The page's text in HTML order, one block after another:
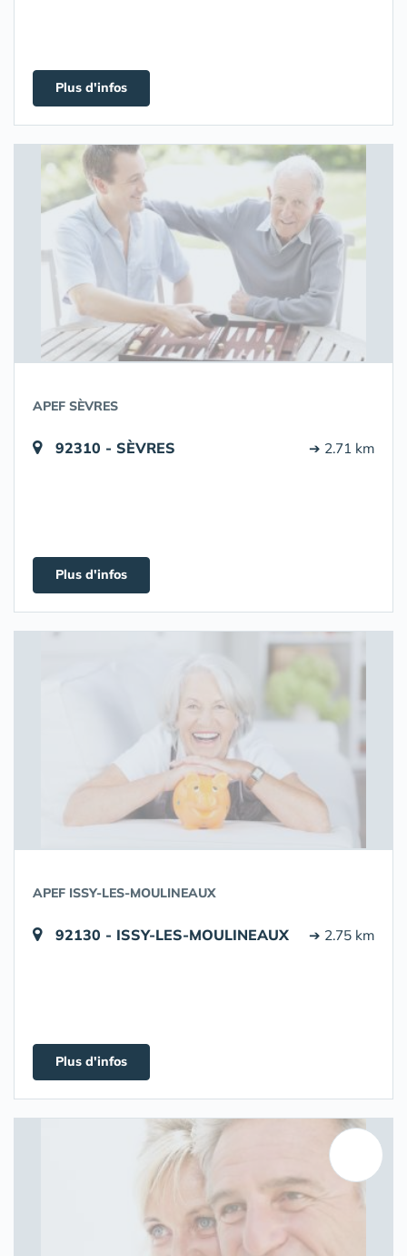
Plus d'infos
APEF SÈVRES
92310 - SÈVRES ➔ 2.71 km
Plus d'infos
APEF ISSY-LES-MOULINEAUX
92130 - ISSY-LES-MOULINEAUX ➔ 2.75 km
Plus d'infos